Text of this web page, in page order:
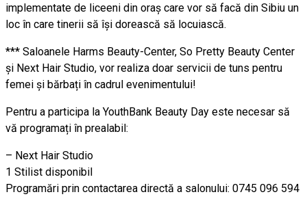
implementate de liceeni din oraș care vor să facă din Sibiu un
loc în care tinerii să își dorească să locuiască.
*** Saloanele Harms Beauty-Center, So Pretty Beauty Center
și Next Hair Studio, vor realiza doar servicii de tuns pentru
femei și bărbați în cadrul evenimentului!
Pentru a participa la YouthBank Beauty Day este necesar să
vă programați în prealabil:
– Next Hair Studio
1 Stilist disponibil
Programări prin contactarea directă a salonului: 0745 096 594